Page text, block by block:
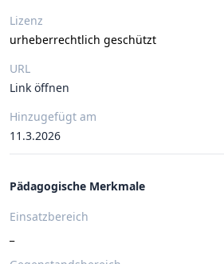
Lizenz
urheberrechtlich geschützt
URL
Link öffnen
Hinzugefügt am
11.3.2026
Pädagogische Merkmale
Einsatzbereich